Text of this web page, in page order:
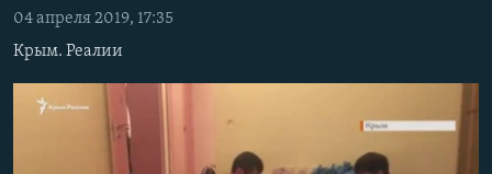
ИНФОГРАФИКА
СОВЕТЫ ПРАВОЗАЩИТНИКОВ
КАК ОБОЙТИ БЛОКИРОВКУ
Українською
04 апреля 2019, 17:35
Крым. Реалии